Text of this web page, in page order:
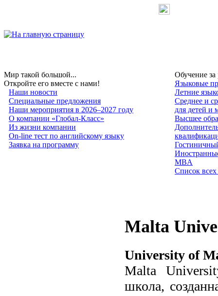
Мир такой большой...
Откройте его вместе с нами!
Наши новости
Специальные предложения
Наши мероприятия в 2026–2027 году
О компании «Глобал-Класс»
Из жизни компании
On-line тест по английскому языку
Заявка на программу
Обучение
Языковые
Летние
Среднее и
для детей и
Высшее
MBA
Список
Malta
University of
Malta
школа,